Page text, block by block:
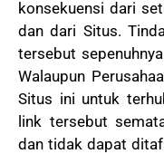
konsekuensi dari
dan dari Situs.
tersebut
Walaupun
Situs ini untuk
link tersebut
dan tidak dapat